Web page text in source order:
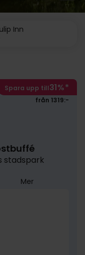
Inn
Spara upp till31%*
från 1319:-
stadspark
Mer